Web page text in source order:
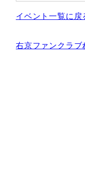
イベント一覧に戻
右京ファンクラブ